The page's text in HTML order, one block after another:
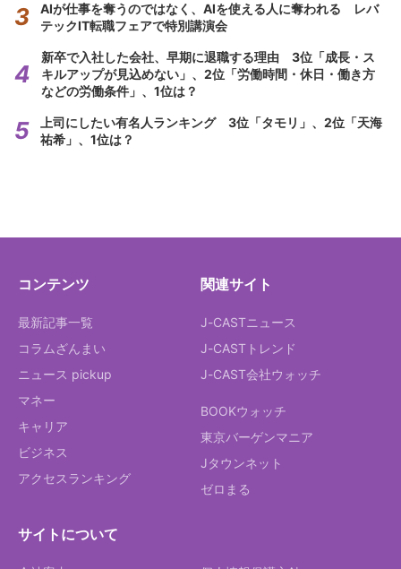
AIが仕事を奪うのではなく、AIを使える人に奪われる レバ
テックIT転職フェアで特別講演会
新卒で入社した会社、早期に退職する理由 3位「成長・ス
キルアップが見込めない」、2位「労働時間・休日・働き方
などの労働条件」、1位は？
上司にしたい有名人ランキング 3位「タモリ」、2位「天海
祐希」、1位は？
コンテンツ
最新記事一覧
コラムざんまい
ニュース pickup
マネー
キャリア
ビジネス
アクセスランキング
関連サイト
J-CASTニュース
J-CASTトレンド
J-CAST会社ウォッチ
BOOKウォッチ
東京バーゲンマニア
Jタウンネット
ゼロまる
サイトについて